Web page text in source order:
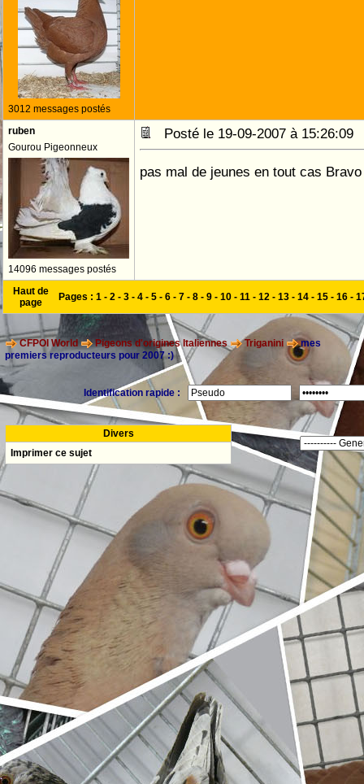
3012 messages postés
ruben
Gourou Pigeonneux
14096 messages postés
Posté le 19-09-2007 à
pas mal de jeunes en tout cas
Haut de
page
Pages : 1 - 2 - 3 - 4 - 5 - 6 - 7 - 8 - 9 - 10 - 11 - 12 - 13 - 14 - 15 - 16 -
CFPOI World Pigeons d'origines Italiennes Triganini
mes
premiers reproducteurs pour 2007 :)
Identification rapide :
Divers
Imprimer ce sujet